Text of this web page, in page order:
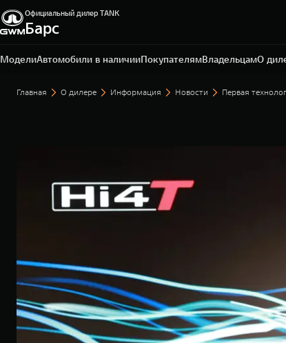
Официальный дилер TANK
Барс
МоделиАвтомобили в наличииПокупателямВладельцамО
Омск, ул. Волгоградская, 61
+7 3812 67-81-72
Главная О дилере Информация Новости Первая